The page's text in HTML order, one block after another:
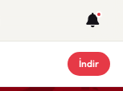
İndir